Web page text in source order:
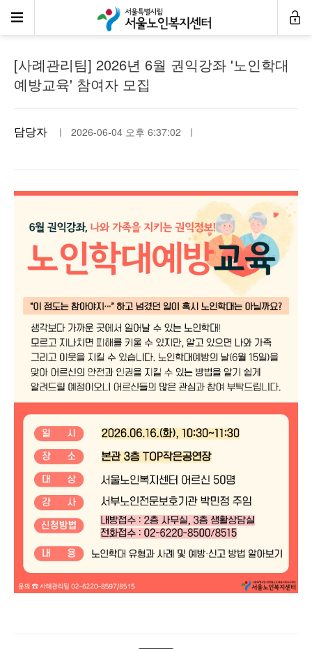
공지사항
[사례관리팀] 2026년 6월 권익강좌 '노인학대
예방교육' 참여자 모집
담당자 ㅣ 2026-06-04 오후 6:37:02 ㅣ